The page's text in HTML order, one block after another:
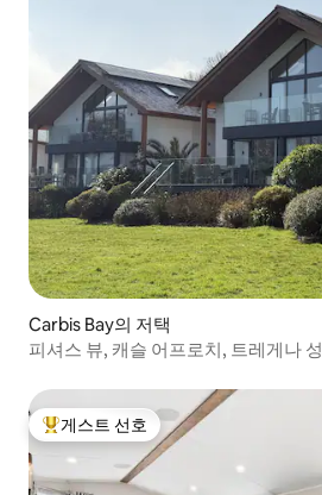
Carbis Bay의 저택
피셔스 뷰, 캐슬 어프로치, 트레게나 성
상위 게스트 선호
게스트 선호